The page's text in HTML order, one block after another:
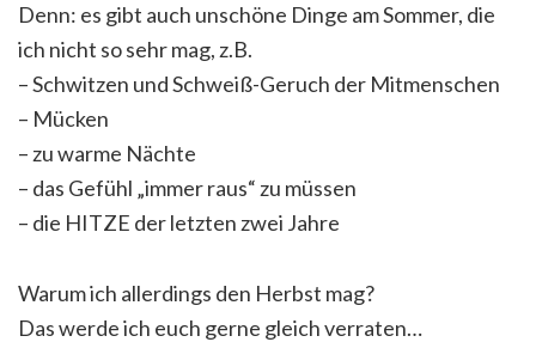
Denn: es gibt auch unschöne Dinge am Sommer, die
ich nicht so sehr mag, z.B.
– Schwitzen und Schweiß-Geruch der Mitmenschen
– Mücken
– zu warme Nächte
– das Gefühl „immer raus“ zu müssen
– die HITZE der letzten zwei Jahre
Warum ich allerdings den Herbst mag?
Das werde ich euch gerne gleich verraten…